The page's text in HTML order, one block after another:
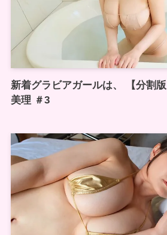
新着グラビアガールは、 【分割
美理 ＃3